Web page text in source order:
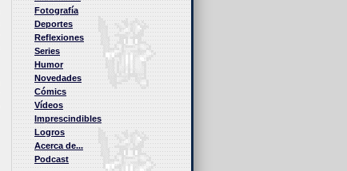
Fotografía
Deportes
Reflexiones
Series
Humor
Novedades
Cómics
Vídeos
Imprescindibles
Logros
Acerca de...
Podcast